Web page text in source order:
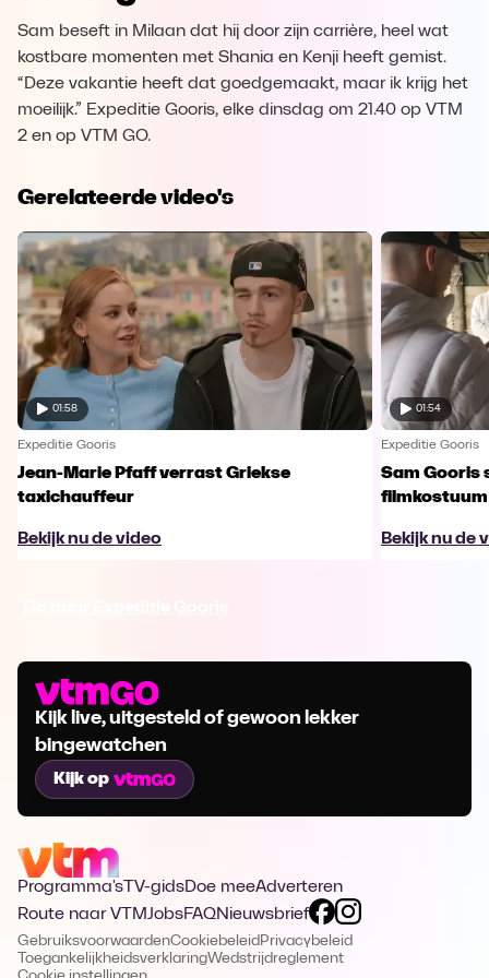
Sam beseft in Milaan dat hij door zijn carrière, heel wat
kostbare momenten met Shania en Kenji heeft gemist.
“Deze vakantie heeft dat goedgemaakt, maar ik krijg het
moeilijk.” Expeditie Gooris, elke dinsdag om 21.40 op VTM
2 en op VTM GO.
Gerelateerde video's
01:58
Expeditie Gooris
Jean-Marie Pfaff verrast Griekse
taxichauffeur
Bekijk nu de video
01:54
Expeditie Gooris
Sam Gooris
filmkostuum
Bekijk nu de
Kijk live, uitgesteld of gewoon lekker
bingewatchen
Kijk op
Programma's TV-gidsDoe meeAdverteren
Route naar VTMJobsFAQNieuwsbrief
GebruiksvoorwaardenCookiebeleid Privacybeleid
ToegankelijkheidsverklaringWedstrijdreglement